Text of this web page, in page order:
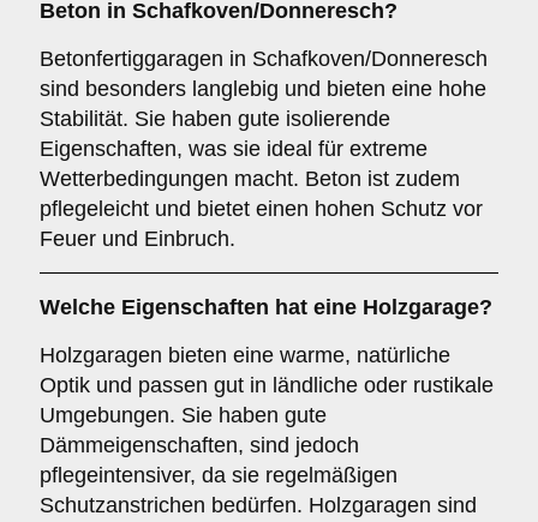
Beton in Schafkoven/Donneresch?
Betonfertiggaragen in Schafkoven/Donneresch
sind besonders langlebig und bieten eine hohe
Stabilität. Sie haben gute isolierende
Eigenschaften, was sie ideal für extreme
Wetterbedingungen macht. Beton ist zudem
pflegeleicht und bietet einen hohen Schutz vor
Feuer und Einbruch.
Welche Eigenschaften hat eine Holzgarage?
Holzgaragen bieten eine warme, natürliche
Optik und passen gut in ländliche oder rustikale
Umgebungen. Sie haben gute
Dämmeigenschaften, sind jedoch
pflegeintensiver, da sie regelmäßigen
Schutzanstrichen bedürfen. Holzgaragen sind